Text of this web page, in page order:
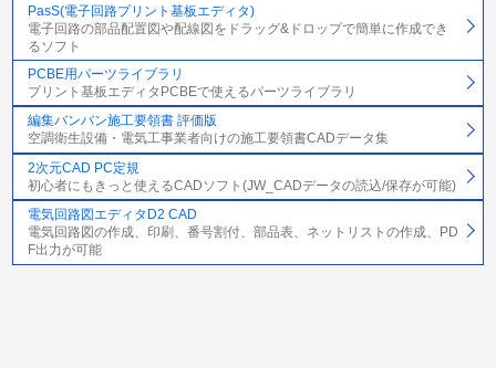
PasS(電子回路プリント基板エディタ)
電子回路の部品配置図や配線図をドラッグ&ドロップで簡単に作成でき
るソフト
PCBE用パーツライブラリ
プリント基板エディタPCBEで使えるパーツライブラリ
編集バンバン施工要領書 評価版
空調衛生設備・電気工事業者向けの施工要領書CADデータ集
2次元CAD PC定規
初心者にもきっと使えるCADソフト(JW_CADデータの読込/保存が可能)
電気回路図エディタD2 CAD
電気回路図の作成、印刷、番号割付、部品表、ネットリストの作成、PD
F出力が可能